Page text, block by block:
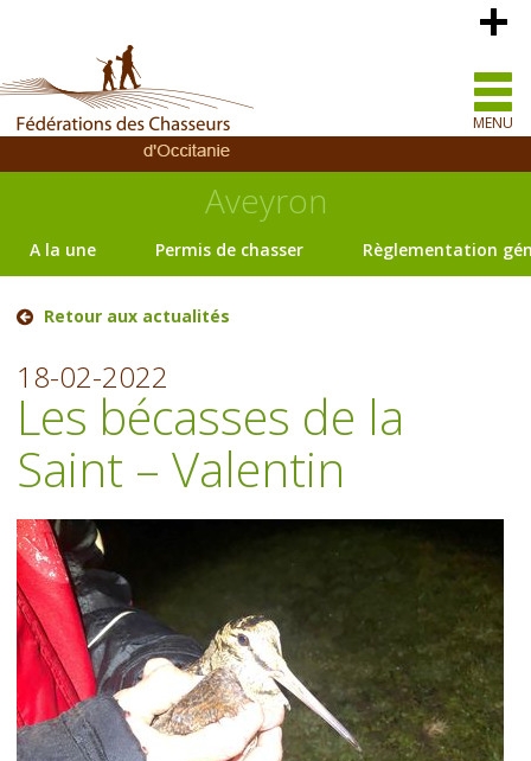
MENU
Aveyron
A la une Permis de chasser Règlementation
Retour aux actualités
18-02-2022
Les bécasses de la
Saint – Valentin